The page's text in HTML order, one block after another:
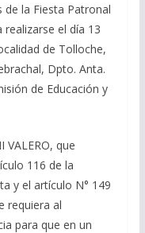
la Fiesta Patronal
realizarse el día 13
de Tolloche,
Dpto. Anta.
de Educación y
VALERO, que
116 de la
y el artículo N° 149
requiera al
para que en un